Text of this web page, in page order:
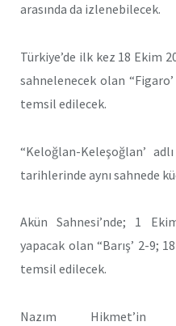
arasında da izlenebilecek.
Türkiye’de ilk kez 18 Ekim
sahnelenecek olan
temsil edilecek.
“Keloğlan-Keleşoğlan’
tarihlerinde aynı sahnede
Akün Sahnesi’nde; 1
yapacak olan “Barış’ 2-9;
temsil edilecek.
Nazım Hikmet’in